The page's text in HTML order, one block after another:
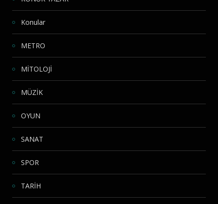
Konular
METRO
MİTOLOJİ
MÜZİK
OYUN
SANAT
SPOR
TARİH